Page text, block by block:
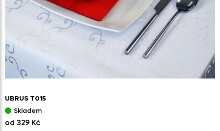
UBRUS T015
Skladem
od 329 Kč